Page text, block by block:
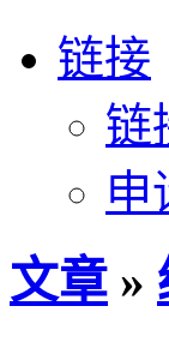
链接
链
申
文章 »